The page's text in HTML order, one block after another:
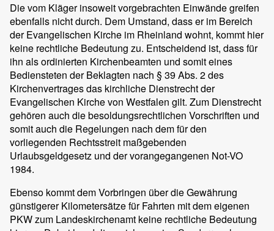
Die vom Kläger insoweit vorgebrachten Einwände greifen
ebenfalls nicht durch. Dem Umstand, dass er im Bereich
der Evangelischen Kirche im Rheinland wohnt, kommt hier
keine rechtliche Bedeutung zu. Entscheidend ist, dass für
ihn als ordinierten Kirchenbeamten und somit eines
Bediensteten der Beklagten nach § 39 Abs. 2 des
Kirchenvertrages das kirchliche Dienstrecht der
Evangelischen Kirche von Westfalen gilt. Zum Dienstrecht
gehören auch die besoldungsrechtlichen Vorschriften und
somit auch die Regelungen nach dem für den
vorliegenden Rechtsstreit maßgebenden
Urlaubsgeldgesetz und der vorangegangenen Not-VO
1984.
Ebenso kommt dem Vorbringen über die Gewährung
günstigerer Kilometersätze für Fahrten mit dem eigenen
PKW zum Landeskirchenamt keine rechtliche Bedeutung